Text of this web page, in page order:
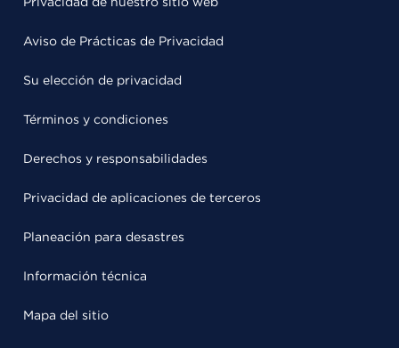
Aviso de Prácticas de Privacidad
Su elección de privacidad
Términos y condiciones
Derechos y responsabilidades
Privacidad de aplicaciones de terceros
Planeación para desastres
Información técnica
Mapa del sitio